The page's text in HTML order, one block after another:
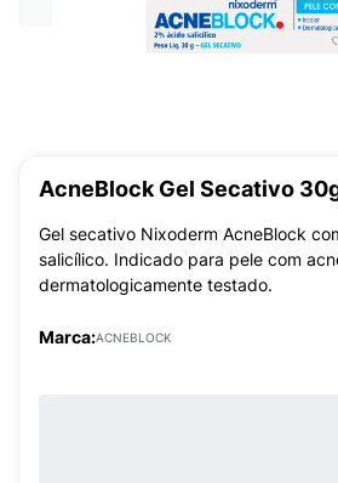
AcneBlock Gel Secativo
Gel secativo Nixoderm AcneBlock
salicílico. Indicado para pele com
dermatologicamente testado.
Marca:ACNEBLOCK